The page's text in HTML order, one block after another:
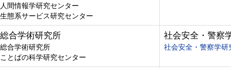
人間情報学研究センター
生態系サービス研究センター
総合学術研究所
総合学術研究所
ことばの科学研究センター
社会安全・警察
社会安全・警察学研